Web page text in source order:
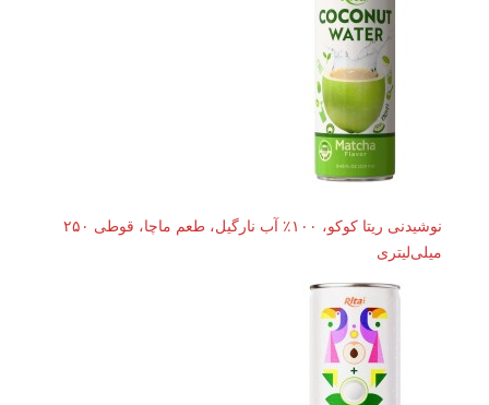
نوشیدنی ریتا کوکو، ۱۰۰٪ آب نارگیل، طعم ماچا، قوطی ۲۵۰
میلی‌لیتری